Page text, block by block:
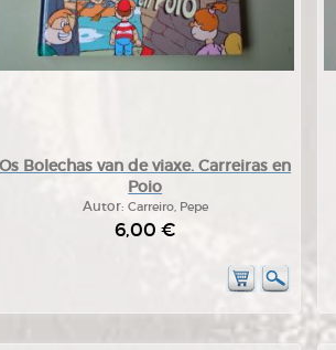
Os Bolechas van de viaxe. Carreiras en
Poio
Autor: Carreiro, Pepe
6,00 €